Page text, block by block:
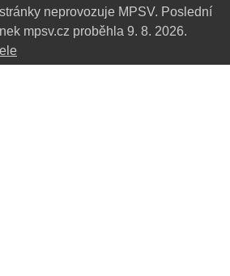
neprovozuje MPSV. Poslední
mpsv.cz proběhla 9. 8. 2026.